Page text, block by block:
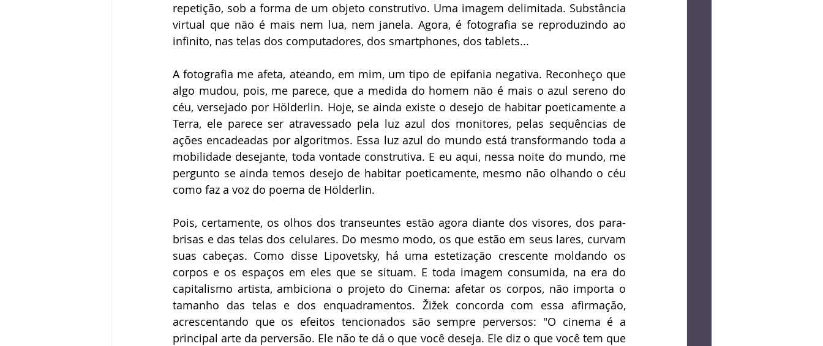
repetição, sob a forma de um objeto construtivo. Uma imagem delimitada. Substância
virtual que não é mais nem lua, nem janela. Agora, é fotografia se reproduzindo ao
infinito, nas telas dos computadores, dos smartphones, dos tablets...
A fotografia me afeta, ateando, em mim, um tipo de epifania negativa. Reconheço que
algo mudou, pois, me parece, que a medida do homem não é mais o azul sereno do
céu, versejado por Hölderlin. Hoje, se ainda existe o desejo de habitar poeticamente a
Terra, ele parece ser atravessado pela luz azul dos monitores, pelas sequências de
ações encadeadas por algoritmos. Essa luz azul do mundo está transformando toda a
mobilidade desejante, toda vontade construtiva. E eu aqui, nessa noite do mundo, me
pergunto se ainda temos desejo de habitar poeticamente, mesmo não olhando o céu
como faz a voz do poema de Hölderlin.
Pois, certamente, os olhos dos transeuntes estão agora diante dos visores, dos para-
brisas e das telas dos celulares. Do mesmo modo, os que estão em seus lares, curvam
suas cabeças. Como disse Lipovetsky, há uma estetização crescente moldando os
corpos e os espaços em eles que se situam. E toda imagem consumida, na era do
capitalismo artista, ambiciona o projeto do Cinema: afetar os corpos, não importa o
tamanho das telas e dos enquadramentos. Žižek concorda com essa afirmação,
acrescentando que os efeitos tencionados são sempre perversos: "O cinema é a
principal arte da perversão. Ele não te dá o que você deseja. Ele diz o que você tem que